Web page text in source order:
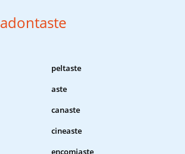
adontaste
peltaste
aste
canaste
cineaste
encomiaste